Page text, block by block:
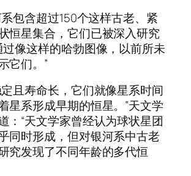
包含超过150个这样古老、紧
恒星集合，它们已被深入研究
像这样的哈勃图像，以前所未
它们。”
且寿命长，它们就像星系时间
星系形成早期的恒星。”天文学
：“天文学家曾经认为球状星团
同时形成，但对银河系中古老
究发现了不同年龄的多代恒